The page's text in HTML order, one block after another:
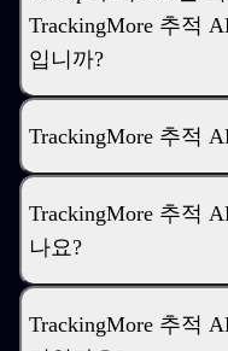
TrackingMore 추적
입니까?
TrackingMore 추적
TrackingMore 추적
나요?
TrackingMore 추적